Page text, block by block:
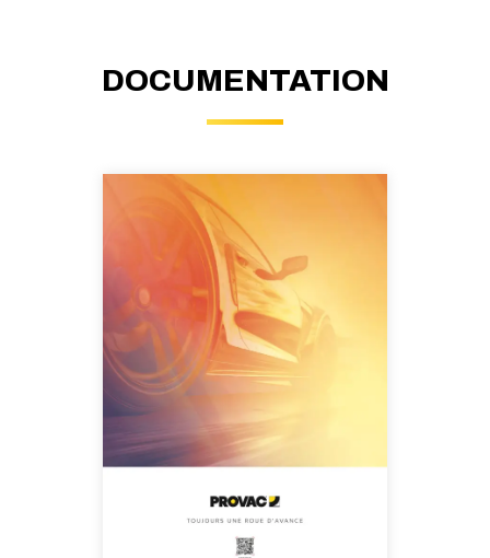
DOCUMENTATION